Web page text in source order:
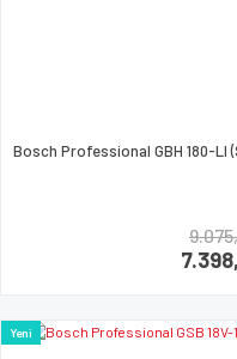
Bosch Professional GBH 180-LI
Yeni